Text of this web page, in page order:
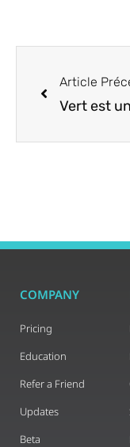
Article
COMPANY
Pricing
Education
Refer a Friend
Updates
Beta